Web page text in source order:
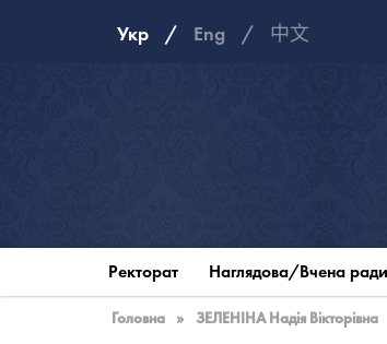
Укр Eng 中文
Ректорат Наглядова/Вчена ради
Головна » ЗЕЛЕНІНА Надія Вікторівна